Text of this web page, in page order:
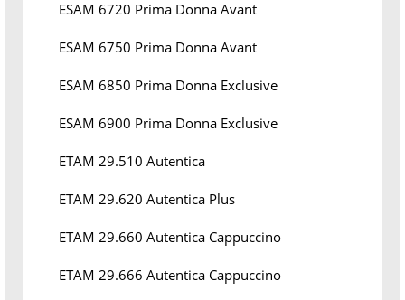
ESAM 6720 Prima Donna Avant
ESAM 6750 Prima Donna Avant
ESAM 6850 Prima Donna Exclusive
ESAM 6900 Prima Donna Exclusive
ETAM 29.510 Autentica
ETAM 29.620 Autentica Plus
ETAM 29.660 Autentica Cappuccino
ETAM 29.666 Autentica Cappuccino